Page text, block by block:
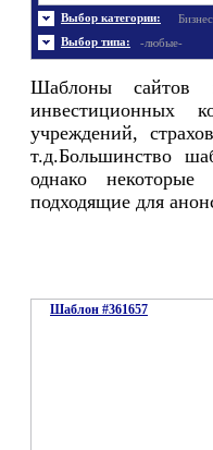
Выбор категории: Бизнес
Энергетика
Выбор типа: -любые-
Шаблоны не скачивались
Шаблоны флеш сайтов
Шаблоны сайтов
инвестиционных
учреждений,
т.д.Большинство
однако
подходящие для
Шаблон #361657